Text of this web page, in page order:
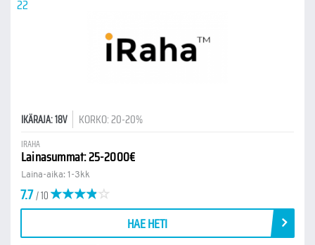
22
IKÄRAJA: 18V KORKO: 20-20%
IRAHA
Lainasummat: 25-2000€
Laina-aika: 1-3kk
7.7/ 10
HAE HETI